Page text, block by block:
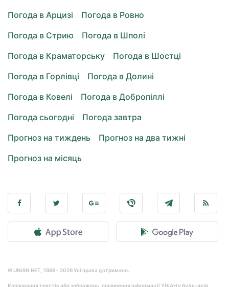
Погода в Арцизі
Погода в Ровно
Погода в Стрию
Погода в Шполі
Погода в Краматорську
Погода в Шостці
Погода в Горлівці
Погода в Долині
Погода в Ковелі
Погода в Добропіллі
Погода сьогодні
Погода завтра
Прогноз на тиждень
Прогноз на два тижні
Прогноз на місяць
© UNIAN.NET, 1998 - 2026 Усі права дотримано.
Копіювання текстів або зображень, поширення інформації УНІАН у будь-якій